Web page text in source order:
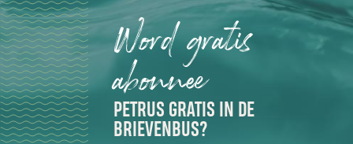
Word gratis
abonnee
PETRUS GRATIS IN DE
BRIEVENBUS?